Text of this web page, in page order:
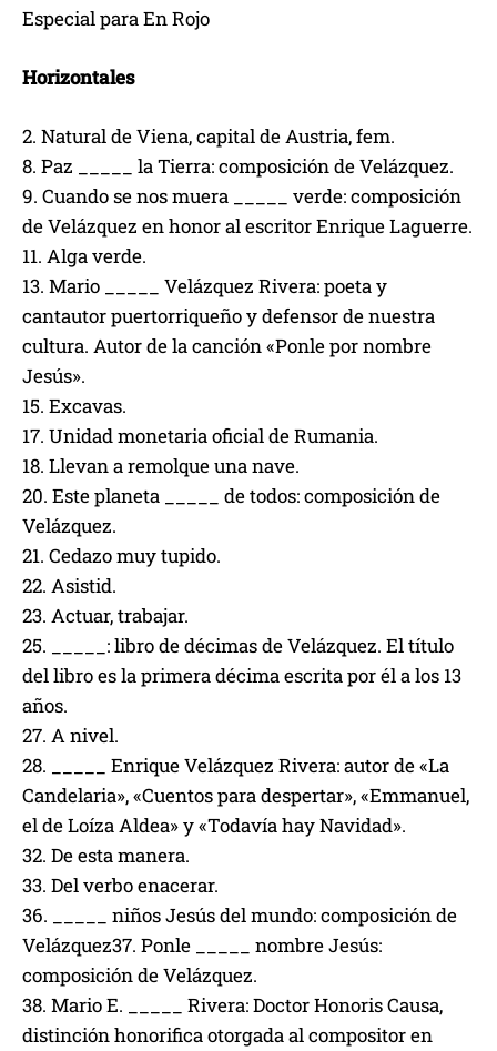
Especial para En Rojo
Horizontales
2. Natural de Viena, capital de Austria, fem.
8. Paz _____ la Tierra: composición de Velázquez.
9. Cuando se nos muera _____ verde: composición
de Velázquez en honor al escritor Enrique Laguerre.
11. Alga verde.
13. Mario _____ Velázquez Rivera: poeta y
cantautor puertorriqueño y defensor de nuestra
cultura. Autor de la canción «Ponle por nombre
Jesús».
15. Excavas.
17. Unidad monetaria oficial de Rumania.
18. Llevan a remolque una nave.
20. Este planeta _____ de todos: composición de
Velázquez.
21. Cedazo muy tupido.
22. Asistid.
23. Actuar, trabajar.
25. _____: libro de décimas de Velázquez. El título
del libro es la primera décima escrita por él a los 13
años.
27. A nivel.
28. _____ Enrique Velázquez Rivera: autor de «La
Candelaria», «Cuentos para despertar», «Emmanuel,
el de Loíza Aldea» y «Todavía hay Navidad».
32. De esta manera.
33. Del verbo enacerar.
36. _____ niños Jesús del mundo: composición de
Velázquez37. Ponle _____ nombre Jesús:
composición de Velázquez.
38. Mario E. _____ Rivera: Doctor Honoris Causa,
distinción honorifica otorgada al compositor en